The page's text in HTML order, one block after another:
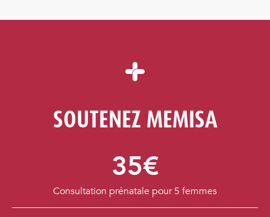
SOUTENEZ MEMISA
35€
Consultation prénatale pour 5 femmes